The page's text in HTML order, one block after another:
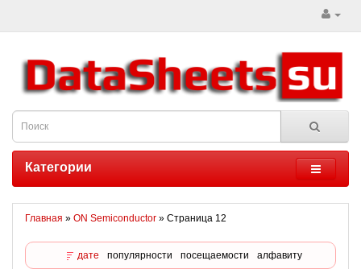
Категории
Главная » ON Semiconductor » Страница 12
дате популярности посещаемости алфавиту